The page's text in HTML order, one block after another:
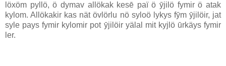
löxöm pyllö, ö dymav allökak kesē paï ö ȳjilö fymir ö atak
kylom. Allökakir kas nät övlörlu nö syloö lykys fȳm ȳjilöir, jat
syle pays fymir kylomir pot ȳjilöir yälal mit kyjlö ūrkäys fymir
ler.